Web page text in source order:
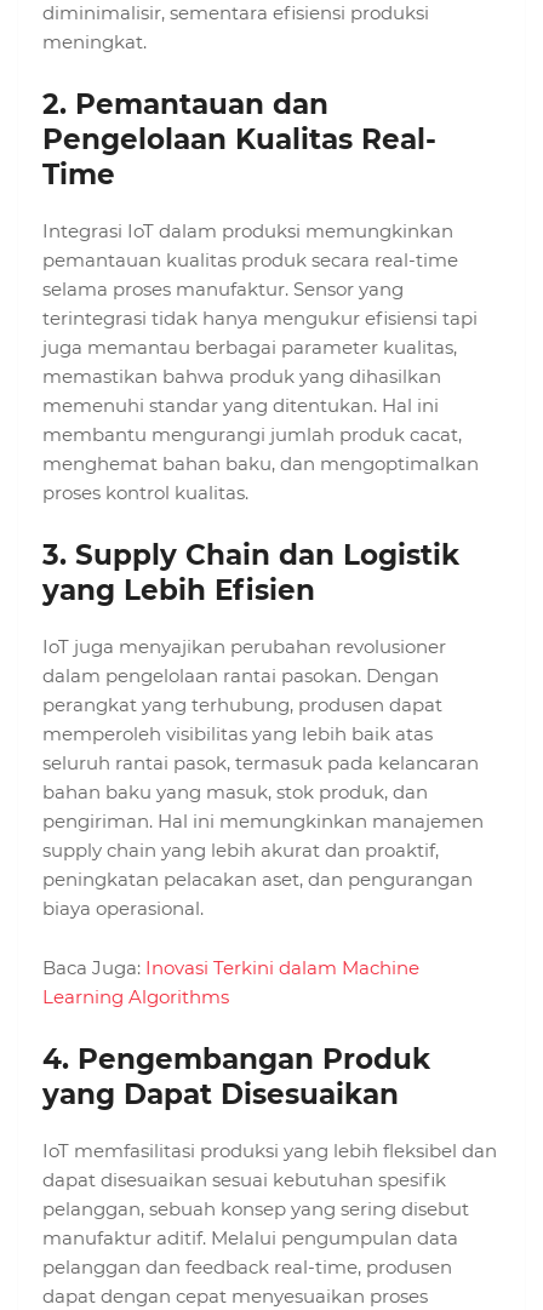
diminimalisir, sementara efisiensi produksi
meningkat.
2. Pemantauan dan
Pengelolaan Kualitas Real-
Time
Integrasi IoT dalam produksi memungkinkan
pemantauan kualitas produk secara real-time
selama proses manufaktur. Sensor yang
terintegrasi tidak hanya mengukur efisiensi tapi
juga memantau berbagai parameter kualitas,
memastikan bahwa produk yang dihasilkan
memenuhi standar yang ditentukan. Hal ini
membantu mengurangi jumlah produk cacat,
menghemat bahan baku, dan mengoptimalkan
proses kontrol kualitas.
3. Supply Chain dan Logistik
yang Lebih Efisien
IoT juga menyajikan perubahan revolusioner
dalam pengelolaan rantai pasokan. Dengan
perangkat yang terhubung, produsen dapat
memperoleh visibilitas yang lebih baik atas
seluruh rantai pasok, termasuk pada kelancaran
bahan baku yang masuk, stok produk, dan
pengiriman. Hal ini memungkinkan manajemen
supply chain yang lebih akurat dan proaktif,
peningkatan pelacakan aset, dan pengurangan
biaya operasional.
Baca Juga: Inovasi Terkini dalam Machine
Learning Algorithms
4. Pengembangan Produk
yang Dapat Disesuaikan
IoT memfasilitasi produksi yang lebih fleksibel dan
dapat disesuaikan sesuai kebutuhan spesifik
pelanggan, sebuah konsep yang sering disebut
manufaktur aditif. Melalui pengumpulan data
pelanggan dan feedback real-time, produsen
dapat dengan cepat menyesuaikan proses